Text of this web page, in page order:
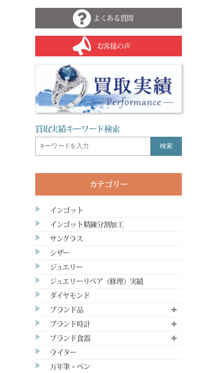
よくある質問
お客様の声
買取実績キーワード検索
検索
カテゴリー
インゴット
インゴット精錬分割加工
サングラス
シザー
ジュエリー
ジュエリーリペア（修理）実績
ダイヤモンド
ブランド品 ✛
ブランド時計 ✛
ブランド食器 ✛
ライター
万年筆・ペン